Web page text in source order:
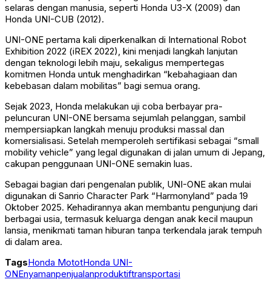
selaras dengan manusia, seperti Honda U3-X (2009) dan
Honda UNI-CUB (2012).
UNI-ONE pertama kali diperkenalkan di International Robot
Exhibition 2022 (iREX 2022), kini menjadi langkah lanjutan
dengan teknologi lebih maju, sekaligus mempertegas
komitmen Honda untuk menghadirkan “kebahagiaan dan
kebebasan dalam mobilitas” bagi semua orang.
Sejak 2023, Honda melakukan uji coba berbayar pra-
peluncuran UNI-ONE bersama sejumlah pelanggan, sambil
mempersiapkan langkah menuju produksi massal dan
komersialisasi. Setelah memperoleh sertifikasi sebagai “small
mobility vehicle” yang legal digunakan di jalan umum di Jepang,
cakupan penggunaan UNI-ONE semakin luas.
Sebagai bagian dari pengenalan publik, UNI-ONE akan mulai
digunakan di Sanrio Character Park “Harmonyland” pada 19
Oktober 2025. Kehadirannya akan membantu pengunjung dari
berbagai usia, termasuk keluarga dengan anak kecil maupun
lansia, menikmati taman hiburan tanpa terkendala jarak tempuh
di dalam area.
TagsHonda MototHonda UNI-
ONEnyamanpenjualanproduktiftransportasi